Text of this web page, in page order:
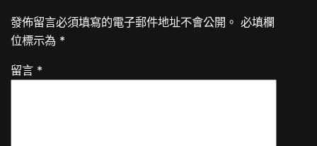
發佈留言必須填寫的電子郵件地址不會公開。 必填欄
位標示為 *
留言 *